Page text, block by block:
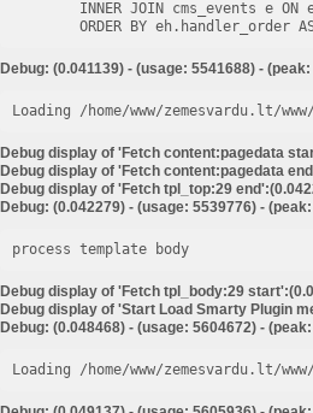
Debug: (0.041139) - (usage: 5541688) -
Loading /home/www/zemesvardu.lt/
Debug display of 'Fetch content:pagedata
Debug display of 'Fetch content:pagedata
Debug display of 'Fetch tpl_top:29
Debug: (0.042279) - (usage: 5539776) -
process template body
Debug display of 'Fetch tpl_body:29
Debug display of 'Start Load Smarty Plugin
Debug: (0.048468) - (usage: 5604672) -
Loading /home/www/zemesvardu.lt/